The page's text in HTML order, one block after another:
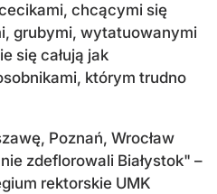
chcącymi się
grubymi, wytatuowanymi
się całują jak
którym trudno
Poznań, Wrocław
zdeflorowali Białystok" –
rektorskie UMK